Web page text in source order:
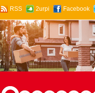
RSS 2urpi Facebook